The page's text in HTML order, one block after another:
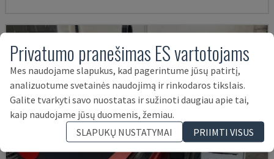
Privatumo pranešimas ES vartotojams
Mes naudojame slapukus, kad pagerintume jūsų patirtį,
analizuotume svetainės naudojimą ir rinkodaros tikslais.
Galite tvarkyti savo nuostatas ir sužinoti daugiau apie tai,
kaip naudojame jūsų duomenis, žemiau.
SLAPUKŲ NUSTATYMAI
PRIIMTI VISUS